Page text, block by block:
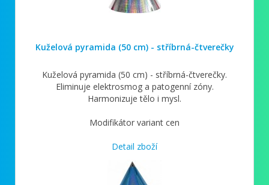
Kuželová pyramida (50 cm) - stříbrná-čtverečky
Kuželová pyramida (50 cm) - stříbrná-čtverečky.
Eliminuje elektrosmog a patogenní zóny.
Harmonizuje tělo i mysl.
Modifikátor variant cen
Detail zboží